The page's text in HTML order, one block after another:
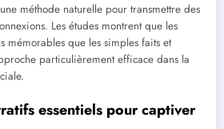
méthode naturelle pour transmettre des
Les études montrent que les
mémorables que les simples faits et
particulièrement efficace dans la
essentiels pour captiver